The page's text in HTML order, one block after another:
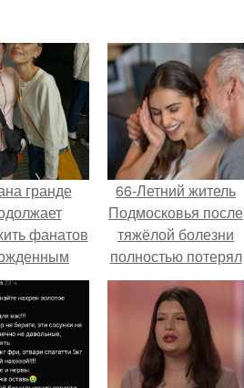
гранде
фанатов
66-Летний житель
Подмосковья после
тяжёлой болезни
полностью потерял
потенцию, но
решил
восстановить
интимную жизнь с
молодой супругой,